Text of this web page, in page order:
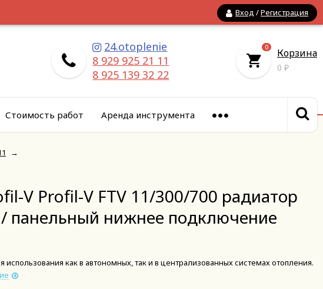
Вход /Регистрация
24.otoplenie
8 929 925 21 11
8 925 139 32 22
0 Корзина
0 ₽
Стоимость работ Аренда инструмента
→
V Profil-V FTV 11/300/700 радиатор
панельный нижнее подключение
как в автономных, так и в централизованных системах отопления.